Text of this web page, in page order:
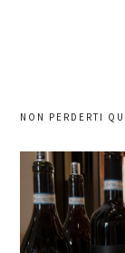
NON PERDERTI